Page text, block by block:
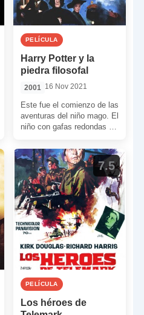
PELÍCULA
Harry Potter y la
piedra filosofal
2001 16 Nov 2021
Este fue el comienzo de las
aventuras del niño mago. El
niño con gafas redondas y
7.5
PELÍCULA
Los héroes de